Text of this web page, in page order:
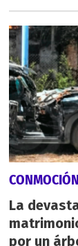
CONMOCIÓN
La
por un